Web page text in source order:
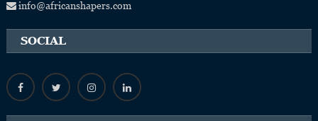
info@africanshapers.com
SOCIAL